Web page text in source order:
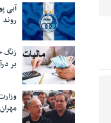
آبی
روند
زنگ
بر